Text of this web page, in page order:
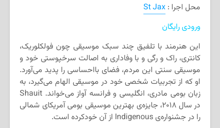
محل اجرا : St Jax
ورودی رایگان
این هنرمند با تلفیق چند سبک موسیقی چون فولکلوریک،
کانتری، راک و رگی و با وفاداری به اصالت سرخپوستی خود و
موسیقی سنتی این مردم، فضای بااحساسی را پدید می‌آورد.
او که از تجربیات شخصی خود در موسیقی الهام می‌گیرد، به
زبان بومی مادری، انگلیسی و فرانسه آواز می‌خواند. Shauit
در سال ۲۰۱۸، جایزه‌ی بهترین موسیقی بومی آمریکای شمالی
را در جشنواره‌ی Indigenous از آن خودکرده است.